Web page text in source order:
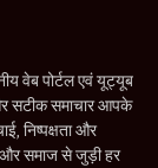
वेब पोर्टल एवं यूट्यूब
सटीक समाचार आपके
निष्पक्षता और
और समाज से जुड़ी हर